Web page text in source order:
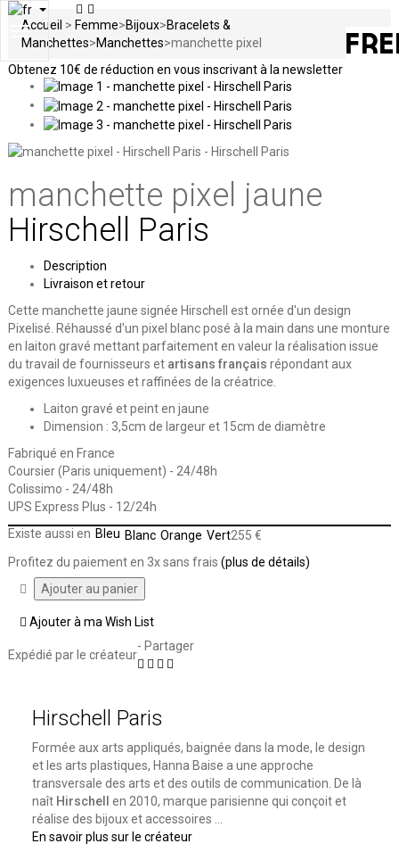
Toggle
navigation
Obtenez 10€ de réduction en vous inscrivant à la newsletter
Accueil > Femme>Bijoux>Bracelets &
Manchettes>Manchettes>manchette pixel
manchette pixel jaune
Hirschell Paris
Description
Livraison et retour
Cette manchette jaune signée Hirschell est ornée d'un design
Pixelisé. Réhaussé d'un pixel blanc posé à la main dans une monture
en laiton gravé mettant parfaitement en valeur la réalisation issue
du travail de fournisseurs et artisans français répondant aux
exigences luxueuses et raffinées de la créatrice.
Laiton gravé et peint en jaune
Dimension : 3,5cm de largeur et 15cm de diamètre
Fabriqué en France
Coursier (Paris uniquement) - 24/48h
Colissimo - 24/48h
UPS Express Plus - 12/24h
Existe aussi en Bleu Blanc Orange Vert255 €
Profitez du paiement en 3x sans frais (plus de détails)
Ajouter à ma Wish List
Expédié par le créateur
- Partager
Hirschell Paris
Formée aux arts appliqués, baignée dans la mode, le design
et les arts plastiques, Hanna Baise a une approche
transversale des arts et des outils de communication. De là
naît Hirschell
en 2010, marque parisienne qui conçoit et
réalise des bijoux et accessoires ...
En savoir plus sur le créateur